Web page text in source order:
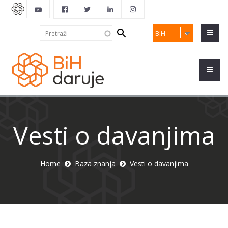
BIH
Search
form
Vesti o davanjima
Home Baza znanja Vesti o davanjima